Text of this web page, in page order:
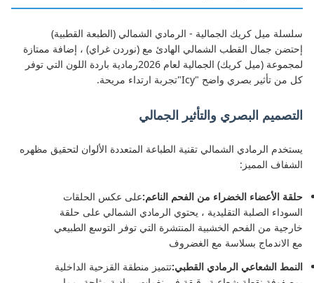
سلسلة ميل كريك الجمالية - الرمادي الشمالي (الطبعة القطبية)
إحتضن جمال القطب الشمالي الهادئ مع (نوردن غراي) ، إضافة ممتازة
لمجموعة (ميل كريك) الجمالية لعام 2026رمادية باردة اللون التي توفر
كل من تأثير بصري واضح "Icy"تجربة ارتداء مريحة.
التصميم البصري والتأثير الجمالي
يستخدم الرمادي الشمالي تقنية الطباعة المتعددة الألوان لتحقيق مظهره
الشفاف المميز:
حلقة الأعضاء الخضراء من الفحم الناعم:على عكس الحلقات
السوداء الصلبة التقليدية ، يحتوي الرمادي الشمالي على حلقة
خارجية من الفحم الخشبية المنتشرة التي توفر التوسع الطبيعي
مع الاندماج بسلاسة مع الغضروف
النمط الشعاعي الرمادي القطبي:تتميز منطقة القزحية الداخلية